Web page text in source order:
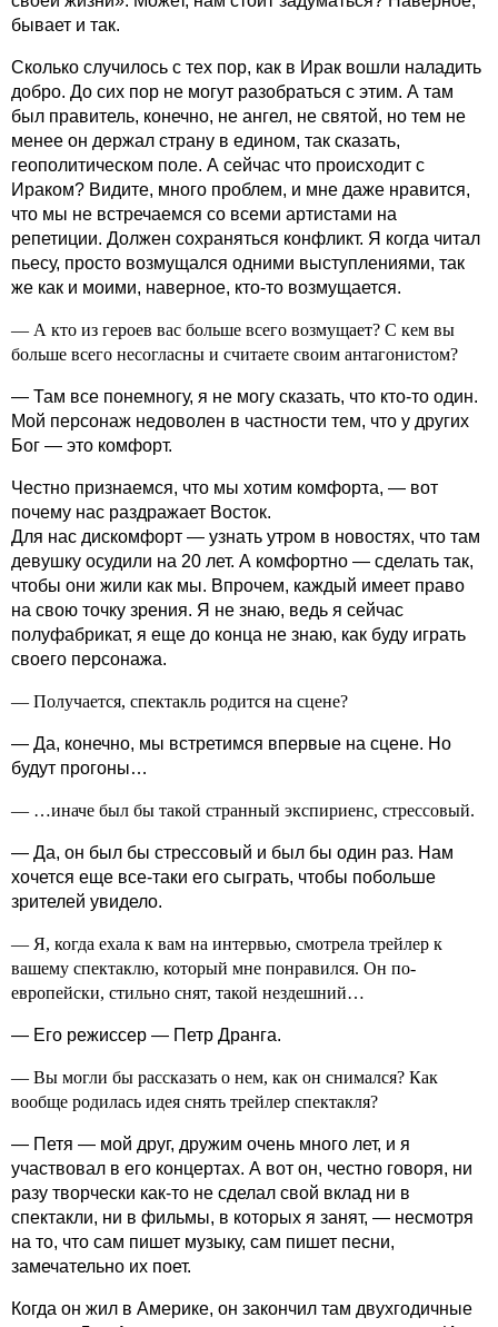
бывает и так.
Сколько случилось с тех пор, как в Ирак вошли наладить
добро. До сих пор не могут разобраться с этим. А там
был правитель, конечно, не ангел, не святой, но тем не
менее он держал страну в едином, так сказать,
геополитическом поле. А сейчас что происходит с
Ираком? Видите, много проблем, и мне даже нравится,
что мы не встречаемся со всеми артистами на
репетиции. Должен сохраняться конфликт. Я когда читал
пьесу, просто возмущался одними выступлениями, так
же как и моими, наверное, кто‑то возмущается.
— А кто из героев вас больше всего возмущает? С кем вы
больше всего несогласны и считаете своим антагонистом?
— Там все понемногу, я не могу сказать, что кто‑то один.
Мой персонаж недоволен в частности тем, что у других
Бог — это комфорт.
Честно признаемся, что мы хотим комфорта, — вот
почему нас раздражает Восток.
Для нас дискомфорт — узнать утром в новостях, что там
девушку осудили на 20 лет. А комфортно — сделать так,
чтобы они жили как мы. Впрочем, каждый имеет право
на свою точку зрения. Я не знаю, ведь я сейчас
полуфабрикат, я еще до конца не знаю, как буду играть
своего персонажа.
— Получается, спектакль родится на сцене?
— Да, конечно, мы встретимся впервые на сцене. Но
будут прогоны…
— …иначе был бы такой странный экспириенс, стрессовый.
— Да, он был бы стрессовый и был бы один раз. Нам
хочется еще все-таки его сыграть, чтобы побольше
зрителей увидело.
— Я, когда ехала к вам на интервью, смотрела трейлер к
вашему спектаклю, который мне понравился. Он по-
европейски, стильно снят, такой нездешний…
— Его режиссер — Петр Дранга.
— Вы могли бы рассказать о нем, как он снимался? Как
вообще родилась идея снять трейлер спектакля?
— Петя — мой друг, дружим очень много лет, и я
участвовал в его концертах. А вот он, честно говоря, ни
разу творчески как‑то не сделал свой вклад ни в
спектакли, ни в фильмы, в которых я занят, — несмотря
на то, что сам пишет музыку, сам пишет песни,
замечательно их поет.
Когда он жил в Америке, он закончил там двухгодичные